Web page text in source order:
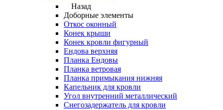
Назад
Доборные элементы
Откос оконный
Конек крыши
Конек кровли фигурный
Ендова верхняя
Планка Ендовы
Планка ветровая
Планка примыкания нижняя
Капельник для кровли
Угол внутренний металлический
Снегозадержатель для кровли